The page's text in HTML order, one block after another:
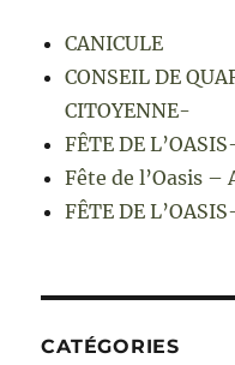
CANICULE
CONSEIL DE
CITOYENNE-
FÊTE DE
Fête de l’Oasis –
FÊTE DE
CATÉGORIES